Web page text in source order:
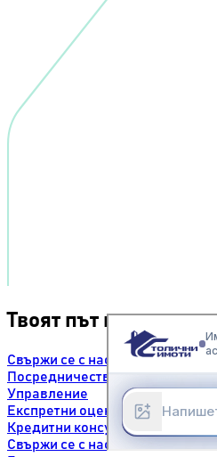
Твоят път към успеха.
Свържи се с нас
Посредничество
Управление
Експретни оценки
Кредитни консултации
Свържи се с нас